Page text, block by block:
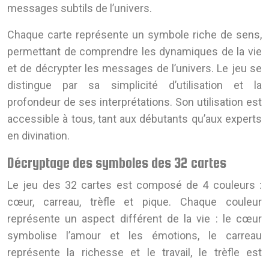
messages subtils de l’univers.
Chaque carte représente un symbole riche de sens,
permettant de comprendre les dynamiques de la vie
et de décrypter les messages de l’univers. Le jeu se
distingue par sa simplicité d’utilisation et la
profondeur de ses interprétations. Son utilisation est
accessible à tous, tant aux débutants qu’aux experts
en divination.
Décryptage des symboles des 32 cartes
Le jeu des 32 cartes est composé de 4 couleurs :
cœur, carreau, trèfle et pique. Chaque couleur
représente un aspect différent de la vie : le cœur
symbolise l’amour et les émotions, le carreau
représente la richesse et le travail, le trèfle est